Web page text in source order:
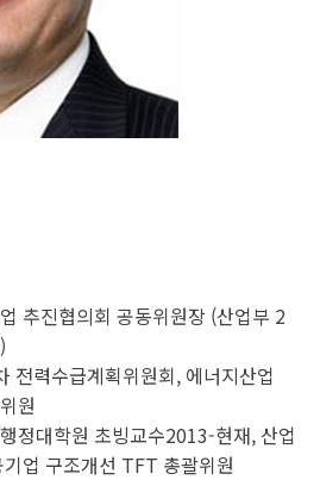
추진협의회 공동위원장 (산업부 2
전력수급계획위원회, 에너지산업
원
정대학원 초빙교수2013-현재, 산업
업 구조개선 TFT 총괄위원